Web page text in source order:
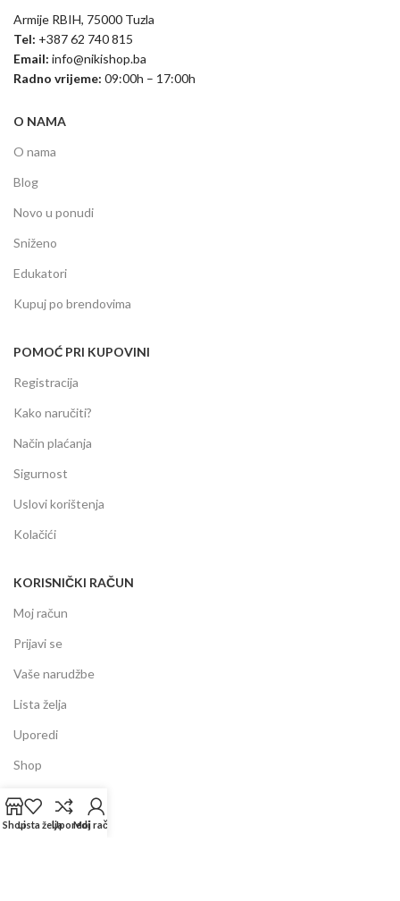
Armije RBIH, 75000 Tuzla
Tel: +387 62 740 815
Email: info@nikishop.ba
Radno vrijeme: 09:00h – 17:00h
O NAMA
O nama
Blog
Novo u ponudi
Sniženo
Edukatori
Kupuj po brendovima
POMOĆ PRI KUPOVINI
Registracija
Kako naručiti?
Način plaćanja
Sigurnost
Uslovi korištenja
Kolačići
KORISNIČKI RAČUN
Moj račun
Prijavi se
Vaše narudžbe
Lista želja
Uporedi
Shop
INFORMACIJE
ShopLista željaUporediMoj račun